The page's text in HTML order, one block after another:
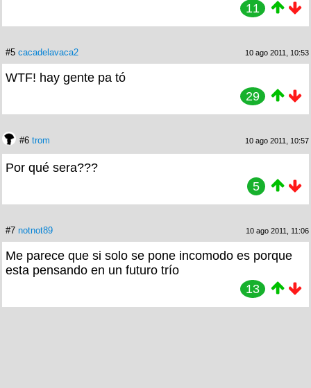
11
#5 cacadelavaca2 10 ago 2011, 10:53
WTF! hay gente pa tó
29
#6 trom 10 ago 2011, 10:57
Por qué sera???
5
#7 notnot89 10 ago 2011, 11:06
Me parece que si solo se pone incomodo es porque
esta pensando en un futuro trío
13